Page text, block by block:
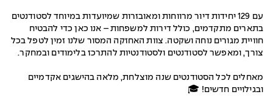
עם 129 יחידות דיור מרווחות ומאובזרות שמיועדות במיוחד לסטודנטים
בתארים מתקדמים, כולל דירות למשפחות – אנו כאן כדי להבטיח
חוויית מגורים נוחה ושקטה. צוות האחזקה המסור שלנו זמין לטפל בכל
צורך, ומאפשר לסטודנטים ולסטודנטיות להתרכז בלימודים ובמחקר.
מאחלים לכל הסטודנטים שנה מוצלחת, מלאה בהישגים אקדמיים
ובגילויים חדשים! 🎓